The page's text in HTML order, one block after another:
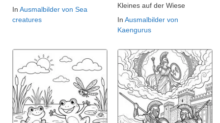
In Ausmalbilder von Sea
creatures
Kleines auf der Wiese
In Ausmalbilder von
Kaengurus